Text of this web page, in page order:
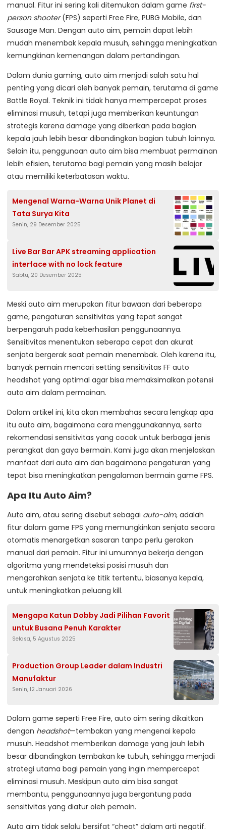
manual. Fitur ini sering kali ditemukan dalam game first-
person shooter(FPS) seperti Free Fire, PUBG Mobile, dan
Sausage Man. Dengan auto aim, pemain dapat lebih
mudah menembak kepala musuh, sehingga meningkatkan
kemungkinan kemenangan dalam pertandingan.
Dalam dunia gaming, auto aim menjadi salah satu hal
penting yang dicari oleh banyak pemain, terutama di game
Battle Royal. Teknik ini tidak hanya mempercepat proses
eliminasi musuh, tetapi juga memberikan keuntungan
strategis karena damage yang diberikan pada bagian
kepala jauh lebih besar dibandingkan bagian tubuh lainnya.
Selain itu, penggunaan auto aim bisa membuat permainan
lebih efisien, terutama bagi pemain yang masih belajar
atau memiliki keterbatasan waktu.
Mengenal Warna-Warna Unik Planet di
Tata Surya Kita
Senin, 29 Desember 2025
Live Bar Bar APK streaming application
interface with no lock feature
Sabtu, 20 Desember 2025
Meski auto aim merupakan fitur bawaan dari beberapa
game, pengaturan sensitivitas yang tepat sangat
berpengaruh pada keberhasilan penggunaannya.
Sensitivitas menentukan seberapa cepat dan akurat
senjata bergerak saat pemain menembak. Oleh karena itu,
banyak pemain mencari setting sensitivitas FF auto
headshot yang optimal agar bisa memaksimalkan potensi
auto aim dalam permainan.
Dalam artikel ini, kita akan membahas secara lengkap apa
itu auto aim, bagaimana cara menggunakannya, serta
rekomendasi sensitivitas yang cocok untuk berbagai jenis
perangkat dan gaya bermain. Kami juga akan menjelaskan
manfaat dari auto aim dan bagaimana pengaturan yang
tepat bisa meningkatkan pengalaman bermain game FPS.
Apa Itu Auto Aim?
Auto aim, atau sering disebut sebagai auto-aim, adalah
fitur dalam game FPS yang memungkinkan senjata secara
otomatis menargetkan sasaran tanpa perlu gerakan
manual dari pemain. Fitur ini umumnya bekerja dengan
algoritma yang mendeteksi posisi musuh dan
mengarahkan senjata ke titik tertentu, biasanya kepala,
untuk meningkatkan peluang kill.
Mengapa Katun Dobby Jadi Pilihan Favorit
untuk Busana Penuh Karakter
Selasa, 5 Agustus 2025
Production Group Leader dalam Industri
Manufaktur
Senin, 12 Januari 2026
Dalam game seperti Free Fire, auto aim sering dikaitkan
dengan headshot—tembakan yang mengenai kepala
musuh. Headshot memberikan damage yang jauh lebih
besar dibandingkan tembakan ke tubuh, sehingga menjadi
strategi utama bagi pemain yang ingin mempercepat
eliminasi musuh. Meskipun auto aim bisa sangat
membantu, penggunaannya juga bergantung pada
sensitivitas yang diatur oleh pemain.
Auto aim tidak selalu bersifat “cheat” dalam arti negatif.